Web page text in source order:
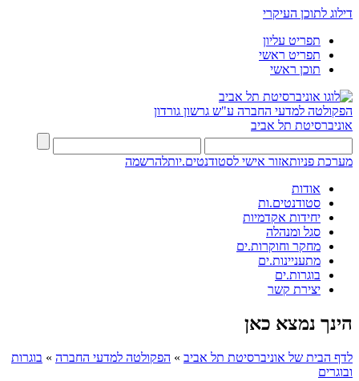
דילוג לתוכן העיקרי
תפריט עליון
תפריט ראשי
תוכן ראשי
הפקולטה למדעי החברה ע"ש גרשון גורדון
אוניברסיטת תל אביב
מערכת פניותאזור אישי לסטודנטים.יותלהרשמה
אודות
סטודנטים.ות
יחידות אקדמיות
סגל ומנהלה
מחקר וחוקרות.ים
מתעניינות.ים
בוגרות.ים
יצירת קשר
הינך נמצא כאן
לדף הבית של אוניברסיטת תל אביב » הפקולטה למדעי החברה » בוגרות
ובוגרים